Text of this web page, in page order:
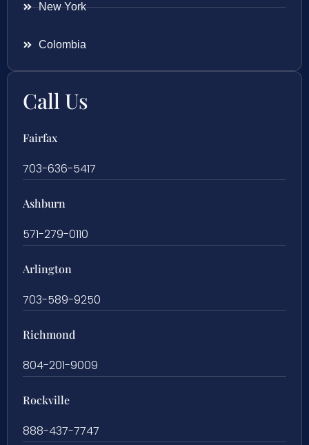
New York
Colombia
Call Us
Fairfax
703-636-5417
Ashburn
571-279-0110
Arlington
703-589-9250
Richmond
804-201-9009
Rockville
888-437-7747